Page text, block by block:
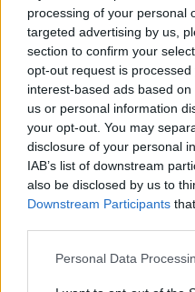
processing of your personal
targeted advertising by us,
section to confirm your
opt-out request is
interest-based ads based
us or personal information
your opt-out. You may
disclosure of your personal
IAB’s list of downstream
also be disclosed by us to
Downstream Participants
Personal Data
Bikini von CALVIN KLEIN